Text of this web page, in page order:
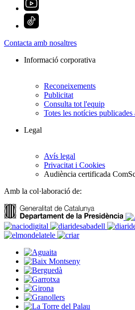
Contacta amb nosaltres
Informació corporativa
Reconeixements
Publicitat
Consulta tot l'equip
Totes les notícies
Legal
Avís legal
Privacitat i Cookies
Audiència certificada
Amb la col·laboració de: